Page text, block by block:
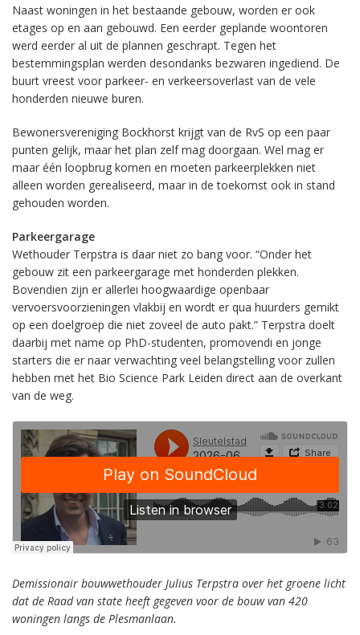
Naast woningen in het bestaande gebouw, worden er ook
etages op en aan gebouwd. Een eerder geplande woontoren
werd eerder al uit de plannen geschrapt. Tegen het
bestemmingsplan werden desondanks bezwaren ingediend. De
buurt vreest voor parkeer- en verkeersoverlast van de vele
honderden nieuwe buren.
Bewonersvereniging Bockhorst krijgt van de RvS op een paar
punten gelijk, maar het plan zelf mag doorgaan. Wel mag er
maar één loopbrug komen en moeten parkeerplekken niet
alleen worden gerealiseerd, maar in de toekomst ook in stand
gehouden worden.
Parkeergarage
Wethouder Terpstra is daar niet zo bang voor. “Onder het
gebouw zit een parkeergarage met honderden plekken.
Bovendien zijn er allerlei hoogwaardige openbaar
vervoersvoorzieningen vlakbij en wordt er qua huurders gemikt
op een doelgroep die niet zoveel de auto pakt.” Terpstra doelt
daarbij met name op PhD-studenten, promovendi en jonge
starters die er naar verwachting veel belangstelling voor zullen
hebben met het Bio Science Park Leiden direct aan de overkant
van de weg.
Demissionair bouwwethouder Julius Terpstra over het groene licht
dat de Raad van state heeft gegeven voor de bouw van 420
woningen langs de Plesmanlaan.